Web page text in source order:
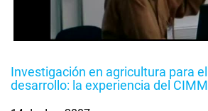
Investigación en agricultura para el
desarrollo: la experiencia del